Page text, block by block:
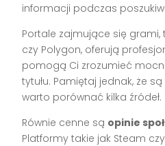
informacji podczas
Portale zajmujące się grami,
czy Polygon, oferują
pomogą Ci zrozumieć
tytułu. Pamiętaj jednak, że
warto porównać kilka źródeł.
Równie cenne są opinie
Platformy takie jak Steam